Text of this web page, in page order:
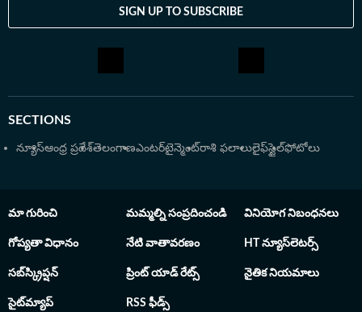
SIGN UP TO SUBSCRIBE
SECTIONS
న్యూస్ఆంధ్ర ప్రదేశ్తెలంగాణఎంటర్‌టైన్మెంట్రాశి ఫలాలులైఫ్‌స్టైల్ఫోటోలు
మా గురించి మమ్మల్ని సంప్రదించండి వినియోగ నిబంధనలు
గోప్యతా విధానం నేటి వాతావరణం HT న్యూస్‌లెటర్స్
సబ్‌స్క్రిప్షన్ ప్రింట్ యాడ్ రేట్స్ నైతిక నియమాలు
సైట్‌మ్యాప్ RSS ఫీడ్స్